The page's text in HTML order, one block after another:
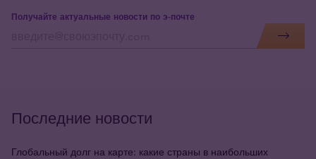
Получайте актуальные новости по э-почте
Последние новости
Глобальный долг на карте: какие страны в наибольших